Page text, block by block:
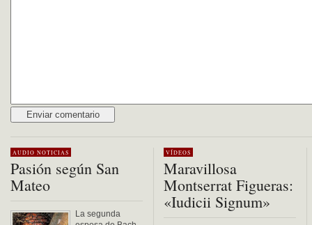
AUDIO NOTICIAS
Pasión según San
Mateo
La segunda
VÍDEOS
Maravillosa
Montserrat Figueras:
«Iudicii Signum»